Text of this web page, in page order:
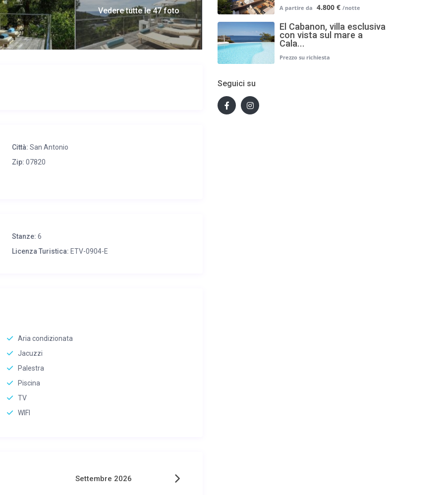
2 lavandini, WC separato, guardaroba e terrazza privata con
DVD, telefono, frigo e caffettiera Nespresso.
di legno esotico.
Vedere tutte le 47 foto
Città: San Antonio
Zip: 07820
Stanze: 6
Licenza Turistica: ETV-0904-E
Aria condizionata
Jacuzzi
Palestra
Piscina
TV
WIFI
Settembre 2026
4.800 €
El Cabanon, villa esclusiva
con vista sul mare a
Cala...
Seguici su